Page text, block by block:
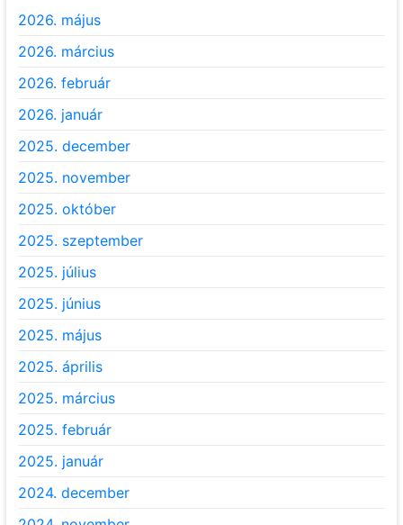
2026. május
2026. március
2026. február
2026. január
2025. december
2025. november
2025. október
2025. szeptember
2025. július
2025. június
2025. május
2025. április
2025. március
2025. február
2025. január
2024. december